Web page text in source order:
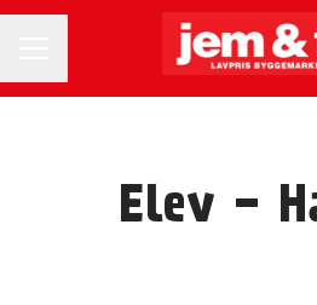
Elev -